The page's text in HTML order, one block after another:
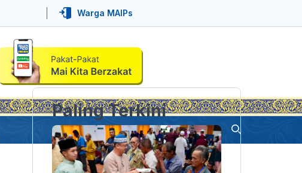
Warga MAIPs
Paling Terkini